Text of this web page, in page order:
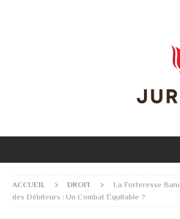
ACCUEIL DROIT
La Forteresse
des Débiteurs : Un Combat Équitable ?